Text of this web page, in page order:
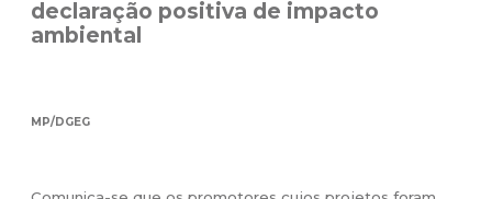
declaração positiva de impacto
ambiental
MP/DGEG